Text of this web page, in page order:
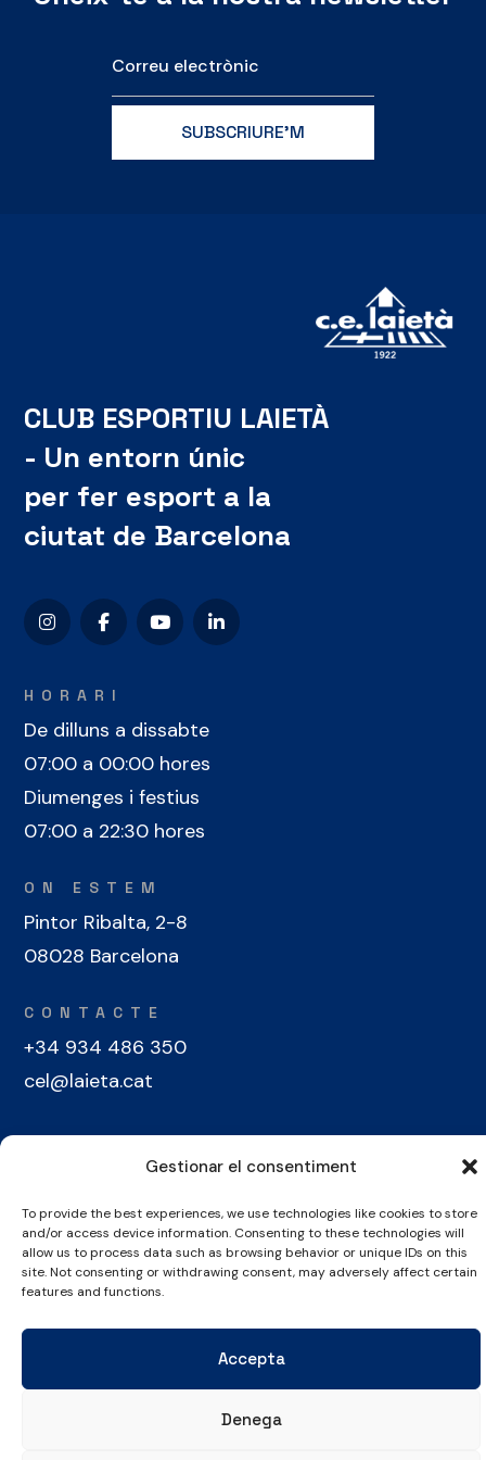
Gestionar el consentiment
To provide the best experiences, we use technologies like cookies to store
and/or access device information. Consenting to these technologies will
allow us to process data such as browsing behavior or unique IDs on this
site. Not consenting or withdrawing consent, may adversely affect certain
features and functions.
Accepta
Denega
CLUB ESPORTIU LAIETÀ
- Un entorn únic
per fer esport a la
ciutat de Barcelona
HORARI
De dilluns a dissabte
07:00 a 00:00 hores
Diumenges i festius
07:00 a 22:30 hores
ON ESTEM
Pintor Ribalta, 2-8
08028 Barcelona
CONTACTE
+34 934 486 350
cel@laieta.cat
Avís legal Política de cookies Política de privacitat